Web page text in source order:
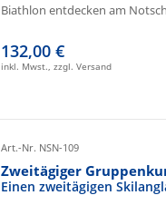
Biathlon entdecken am
132,00 €
inkl. Mwst., zzgl. Versand
Art.-Nr. NSN-109
Zweitägiger
Einen zweitägigen